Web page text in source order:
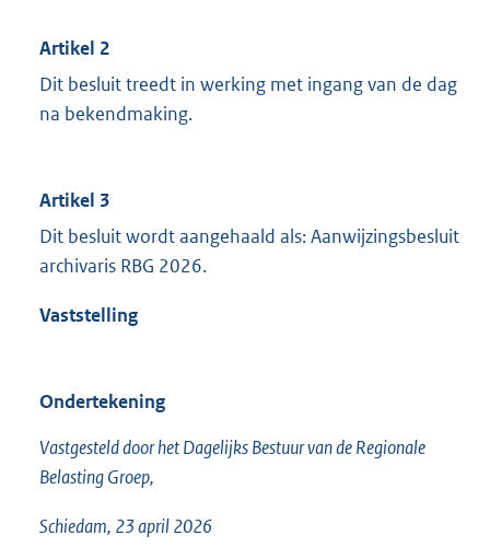
Artikel 2
Dit besluit treedt in werking met ingang van de dag
na bekendmaking.
Artikel 3
Dit besluit wordt aangehaald als: Aanwijzingsbesluit
archivaris RBG 2026.
Vaststelling
Ondertekening
Vastgesteld door het Dagelijks Bestuur van de Regionale
Belasting Groep,
Schiedam, 23 april 2026